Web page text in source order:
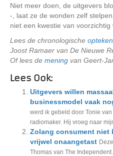
Niet meer doen, de uitgevers
-, laat ze de wonden zelf
niet een kwestie van
Lees de chronologische
Joost Ramaer van De Nieuwe
Of lees de mening van Geert-
Lees Ook:
Uitgevers willen
businessmodel vaak
werd ik gebeld door Tonie
radiomaker. Hij vroeg naar
Zolang consument niet
vrijwel onaangetast
Thomas van The